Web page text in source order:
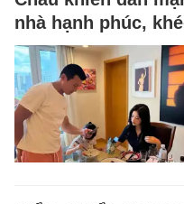
nhà hạnh phúc,